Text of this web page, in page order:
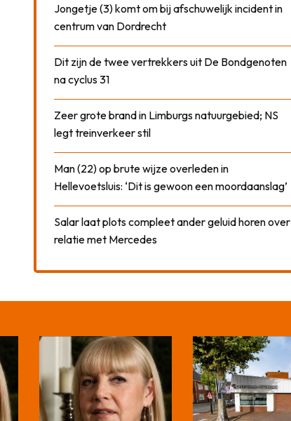
Jongetje (3) komt om bij afschuwelijk incident in
centrum van Dordrecht
Dit zijn de twee vertrekkers uit De Bondgenoten
na cyclus 31
Zeer grote brand in Limburgs natuurgebied; NS
legt treinverkeer stil
Man (22) op brute wijze overleden in
Hellevoetsluis: ‘Dit is gewoon een moordaanslag’
Salar laat plots compleet ander geluid horen over
relatie met Mercedes